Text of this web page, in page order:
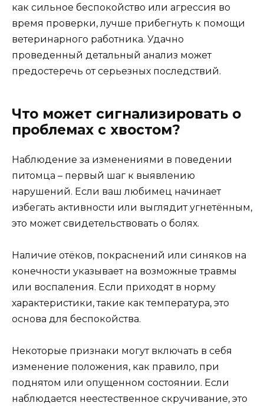
как сильное беспокойство или агрессия во
время проверки, лучше прибегнуть к помощи
ветеринарного работника. Удачно
проведенный детальный анализ может
предостеречь от серьезных последствий.
Что может сигнализировать о
проблемах с хвостом?
Наблюдение за изменениями в поведении
питомца – первый шаг к выявлению
нарушений. Если ваш любимец начинает
избегать активности или выглядит угнетённым,
это может свидетельствовать о болях.
Наличие отёков, покраснений или синяков на
конечности указывает на возможные травмы
или воспаления. Если приходят в норму
характеристики, такие как температура, это
основа для беспокойства.
Некоторые признаки могут включать в себя
изменение положения, как правило, при
поднятом или опущенном состоянии. Если
наблюдается неестественное скручивание, это